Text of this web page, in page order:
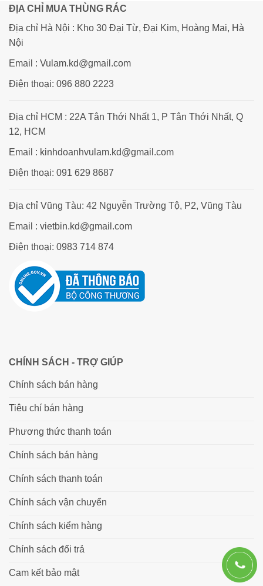
ĐỊA CHỈ MUA THÙNG RÁC
Địa chỉ Hà Nội : Kho 30 Đại Từ, Đại Kim, Hoàng Mai, Hà
Nội
Email : Vulam.kd@gmail.com
Điện thoại: 096 880 2223
Địa chỉ HCM : 22A Tân Thới Nhất 1, P Tân Thới Nhất, Q
12, HCM
Email : kinhdoanhvulam.kd@gmail.com
Điện thoại: 091 629 8687
Địa chỉ Vũng Tàu: 42 Nguyễn Trường Tộ, P2, Vũng Tàu
Email : vietbin.kd@gmail.com
Điện thoại: 0983 714 874
CHÍNH SÁCH - TRỢ GIÚP
Chính sách bán hàng
Tiêu chí bán hàng
Phương thức thanh toán
Chính sách bán hàng
Chính sách thanh toán
Chính sách vận chuyển
Chính sách kiểm hàng
Chính sách đổi trả
Cam kết bảo mật